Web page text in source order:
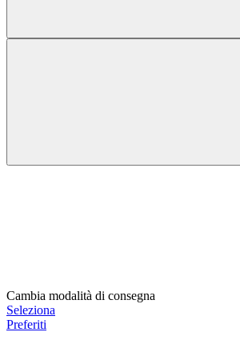
Cambia modalità di consegna
Seleziona
Preferiti